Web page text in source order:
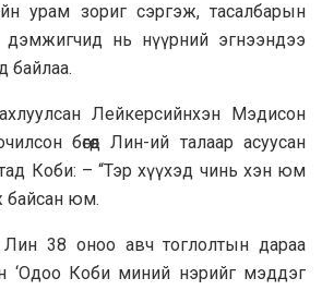
урам зориг сэргэж, тасалбарын
дэмжигчид нь нүүрний эгнээндээ
байлаа.
Лейкерсийнхэн Мэдисон
бөгөөд Лин-ий талаар асуусан
Коби: – “Тэр хүүхэд чинь хэн юм
байсан юм.
Лин 38 оноо авч тоглолтын дараа
‘Одоо Коби миний нэрийг мэддэг